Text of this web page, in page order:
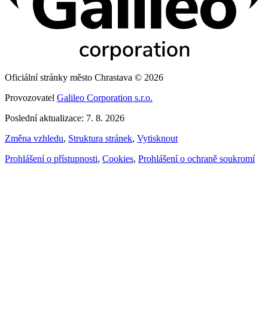
Oficiální stránky město Chrastava © 2026
Provozovatel Galileo Corporation s.r.o.
Poslední aktualizace: 7. 8. 2026
Změna vzhledu, Struktura stránek, Vytisknout
Prohlášení o přístupnosti, Cookies, Prohlášení o ochraně soukromí